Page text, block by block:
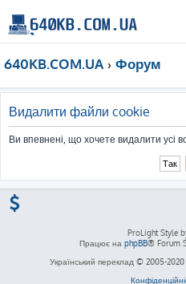
640KB.COM.UA Форум
Видалити файли cookie
Ви впевнені, що хочете видалити усі
ProLight Style
Працює на phpBB® Forum
Український переклад © 2005-2020